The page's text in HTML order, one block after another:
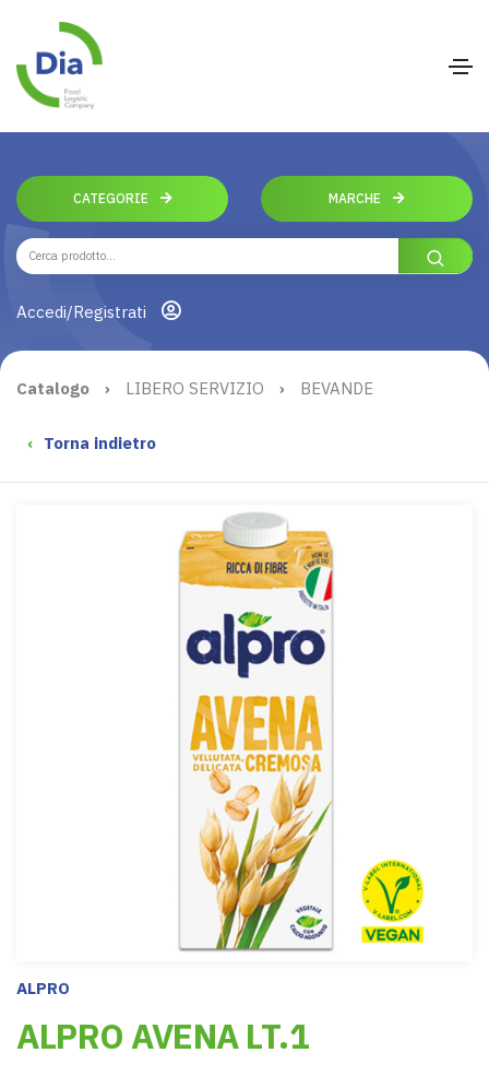
CATEGORIE MARCHE
Accedi/Registrati
Catalogo › LIBERO SERVIZIO › BEVANDE
‹ Torna indietro
ALPRO
ALPRO AVENA LT.1